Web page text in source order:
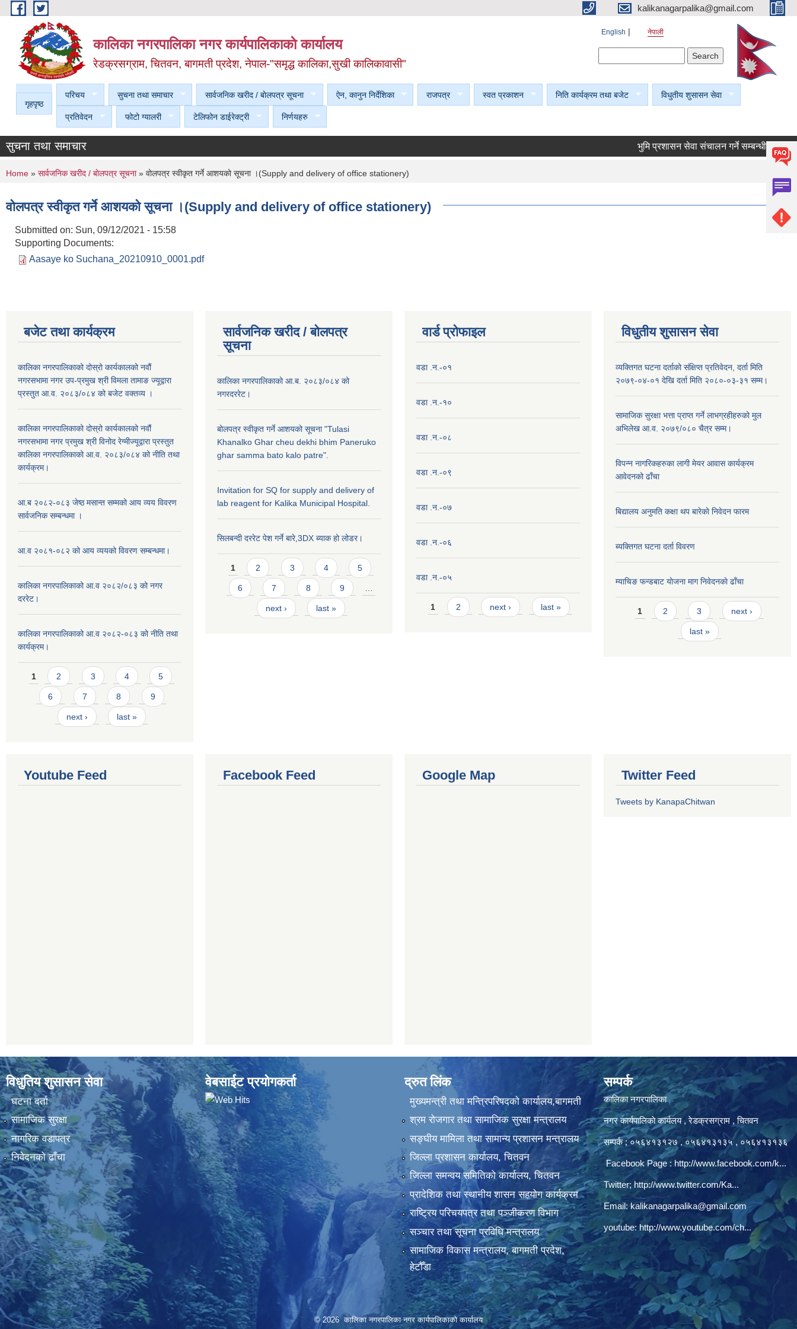
Skip to main content kalikanagarpalika@gmail.com
कालिका नगरपालिका नगर कार्यपालिकाकाे कार्यालय
रेडक्रसग्राम, चितवन, बागमती प्रदेश, नेपाल-"समृद्ध कालिका,सुखी कालिकावासी"
English नेपाली
गृहपृष्ठ
परिचय सुचना तथा समाचार सार्वजनिक खरीद / बाेलपत्र सूचना ऐन, कानुन निर्देशिका राजपत्र स्वत प्रकाशन निति कार्यक्रम तथा बजेट विधुतीय शुसासन सेवा
प्रतिवेदन फोटो ग्यालरी टेलिफोन डाईरेक्ट्री निर्णयहरु
सुचना तथा समाचार भुमि प्रशासन सेवा संचालन गर्ने सम्बन्धी सूचना।
You are here
Home » सार्वजनिक खरीद / बाेलपत्र सूचना» वोलपत्र स्वीकृत गर्ने आशयको सूचना ।(Supply and delivery of office stationery)
वोलपत्र स्वीकृत गर्ने आशयको सूचना ।(Supply and delivery of office stationery)
Submitted on: Sun, 09/12/2021 - 15:58
Supporting Documents:
Aasaye ko Suchana_20210910_0001.pdf
बजेट तथा कार्यक्रम
कालिका नगरपालिकाको दोस्रो कार्यकालको नवौं
नगरसभामा नगर उप-प्रमुख श्री विमला तामाङ ज्यूद्वारा
प्रस्तुत आ.व. २०८३/०८४ को बजेट वक्तव्य ।
कालिका नगरपालिकाको दोस्रो कार्यकालको नवौं
नगरसभामा नगर प्रमुख श्री विनोद रेग्मीज्यूद्वारा प्रस्तुत
कालिका नगरपालिकाको आ.व. २०८३/०८४ को नीति तथा
कार्यक्रम।
आ.ब २०८२-०८३ जेष्ठ मसान्त सम्मको आय व्यय विवरण
सार्वजनिक सम्बन्धमा ।
आ.व २०८१-०८२ को आय व्ययको विवरण सम्बन्धमा।
कालिका नगरपालिकाको आ.व २०८२/०८३ को नगर
दररेट।
कालिका नगरपालिकाको आ.व २०८२-०८३ को नीति तथा
कार्यक्रम।
Pages
1 2 3 4 5
6 7 8 9
next › last »
सार्वजनिक खरीद / बाेलपत्र
सूचना
कालिका नगरपालिकाको आ.ब. २०८३/०८४ को
नगरदररेट।
बोलपत्र स्वीकृत गर्ने आशयको सूचना "Tulasi
Khanalko Ghar cheu dekhi bhim Paneruko
ghar samma bato kalo patre".
Invitation for SQ for supply and delivery of
lab reagent for Kalika Municipal Hospital.
सिलबन्दी दररेट पेश गर्ने बारे,3DX ब्याक हो लोडर।
Pages
1 2 3 4 5
6 7 8 9
next › last »
वार्ड प्राेफाइल
वडा .न.-०१
वडा .न.-१०
वडा .न.-०८
वडा .न.-०९
वडा .न.-०७
वडा .न.-०६
वडा .न.-०५
Pages
1 2 next › last »
विधुतीय शुसासन सेवा
व्यक्तिगत घटना दर्ताको संक्षिप्त प्रतिवेदन, दर्ता मिति
२०७९-०४-०१ देखि दर्ता मिति २०८०-०३-३१ सम्म।
सामाजिक सुरक्षा भत्ता प्राप्त गर्ने लाभग्रहीहरुको मुल
अभिलेख आ.व. २०७९/०८० चैत्र सम्म।
विपन्न नागरिकहरुका लागी मेयर आवास कार्यक्रम
आवेदनको ढाँचा
बिद्यालय अनुमति कक्षा थप बारेकाे निवेदन फारम
ब्यक्तिगत घटना दर्ता विवरण
म्याचिङ फन्डबाट याेजना माग निवेदनकाे ढाँचा
Pages
1 2 3 next ›
last »
Youtube Feed Facebook Feed Google Map Twitter Feed
Tweets by KanapaChitwan
विधुतिय शुसासन सेवा
घटना दर्ता
सामाजिक सुरक्षा
नागरिक वडापत्र
निवेदनकाे ढाँचा
वेबसाईट प्रयोगकर्ता द्रुत लिंक
मुख्यमन्त्री तथा मन्त्रिपरिषदको कार्यालय,बागमती
श्रम रोजगार तथा सामाजिक सुरक्षा मन्त्रालय
सङ्‍घीय मामिला तथा सामान्य प्रशासन मन्त्रालय
जिल्ला प्रशासन कार्यालय, चितवन
जिल्ला समन्वय समितिको कार्यालय, चितवन
प्रादेशिक तथा स्थानीय शासन सहयोग कार्यक्रम
राष्ट्रिय परिचयपत्र तथा पञ्‍जीकरण विभाग
सञ्‍चार तथा सूचना प्रविधि मन्त्रालय
सामाजिक विकास मन्त्रालय, बागमती प्रदेश,
हेटौँडा
सम्पर्क
कालिका नगरपालिका
नगर कार्यपालिकाे कार्यलय‍ , रेडक्रसग्राम , चितवन
सम्पर्क ; ०५६४१३१२७ , ०५६४१३१३५ , ०५६४१३१३६
Facebook Page : http://www.facebook.com/k...
Twitter; http://www.twitter.com/Ka...
Email:kalikanagarpalika@gmail.com
youtube: http://www.youtube.com/ch...
© 2026 कालिका नगरपालिका नगर कार्यपालिकाकाे कार्यालय